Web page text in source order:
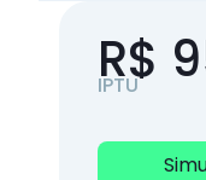
R$
IPTU